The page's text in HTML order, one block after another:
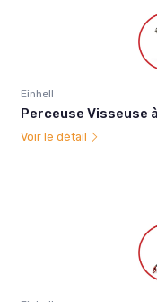
Einhell
Perceuse Visseuse
Voir le détail